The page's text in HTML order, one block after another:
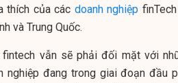
thích của các doanh nghiệp
và Trung Quốc.
vẫn sẽ phải đối mặt với
nghiệp đang trong giai đoạn đầu